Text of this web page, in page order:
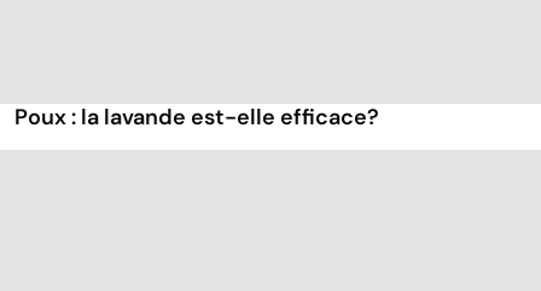
Poux : la lavande est-elle efficace?